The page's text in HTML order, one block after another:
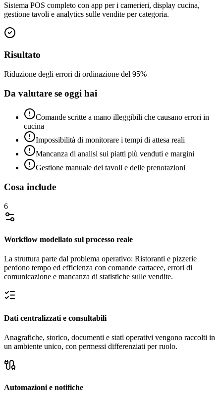
Sistema POS completo con app per i camerieri, display cucina,
gestione tavoli e analytics sulle vendite per categoria.
Risultato
Riduzione degli errori di ordinazione del 95%
Da valutare se oggi hai
Comande scritte a mano illeggibili che causano errori in
cucina
Impossibilità di monitorare i tempi di attesa reali
Mancanza di analisi sui piatti più venduti e margini
Gestione manuale dei tavoli e delle prenotazioni
Cosa include
6
Workflow modellato sul processo reale
La struttura parte dal problema operativo: Ristoranti e pizzerie
perdono tempo ed efficienza con comande cartacee, errori di
comunicazione e mancanza di statistiche sulle vendite.
Dati centralizzati e consultabili
Anagrafiche, storico, documenti e stati operativi vengono raccolti in
un ambiente unico, con permessi differenziati per ruolo.
Automazioni e notifiche